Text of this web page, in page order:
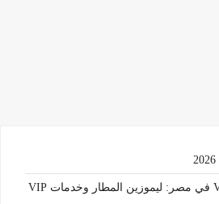
ايجار مرسيدس V_Class في مصر: ليموزين المطار وخدمات VIP